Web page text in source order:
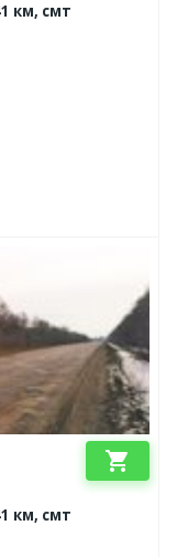
км, смт
shopping_cart
км, смт